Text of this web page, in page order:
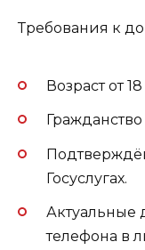
Требования к
Возраст от 18
Госуслугах.
Актуальные
телефона в